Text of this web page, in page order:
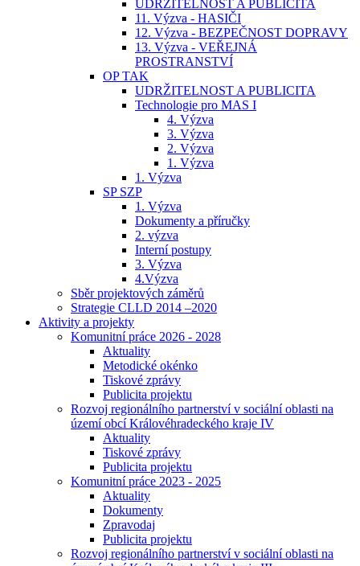
UDRŽITELNOST A PUBLICITA
11. Výzva - HASIČI
12. Výzva - BEZPEČNOST DOPRAVY
13. Výzva - VEŘEJNÁ
PROSTRANSTVÍ
OP TAK
UDRŽITELNOST A PUBLICITA
Technologie pro MAS I
4. Výzva
3. Výzva
2. Výzva
1. Výzva
1. Výzva
SP SZP
1. Výzva
Dokumenty a příručky
2. výzva
Interní postupy
3. Výzva
4.Výzva
Sběr projektových záměrů
Strategie CLLD 2014 –2020
Aktivity a projekty
Komunitní práce 2026 - 2028
Aktuality
Metodické okénko
Tiskové zprávy
Publicita projektu
Rozvoj regionálního partnerství v sociální oblasti na
území obcí Královéhradeckého kraje IV
Aktuality
Tiskové zprávy
Publicita projektu
Komunitní práce 2023 - 2025
Aktuality
Dokumenty
Zpravodaj
Publicita projektu
Rozvoj regionálního partnerství v sociální oblasti na